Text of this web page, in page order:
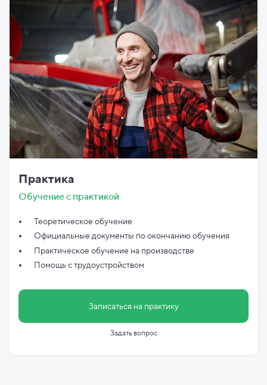
Практика
Обучение с практикой
Теоретическое обучение
Официальные документы поокончанию обучения
Практическое обучение на производстве
Помощь с трудоустройством
Записаться на практику
Задать вопрос